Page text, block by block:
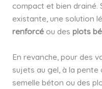
compact et bien drainé.
existante, une solution
renforcéou des plots
En revanche, pour des
sujets au gel, à la pente
semelle béton ou des